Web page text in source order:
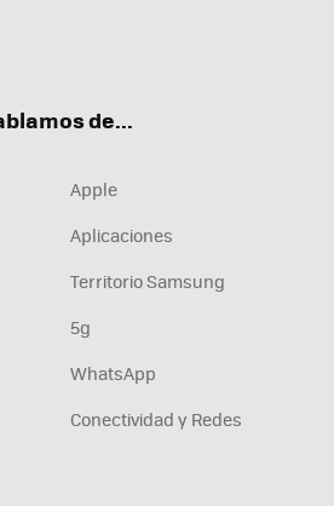
de...
Apple
Aplicaciones
Territorio Samsung
5g
WhatsApp
Conectividad y Redes